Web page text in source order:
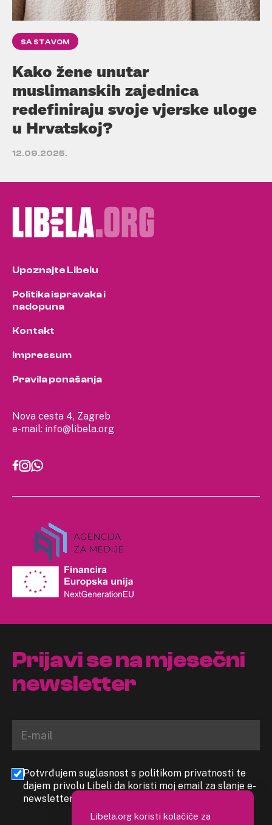
SA STAVOM
Kako žene unutar
muslimanskih zajednica
redefiniraju svoje vjerske uloge
u Hrvatskoj?
12.09.2025.
Nova cesta 4, Zagreb
e-mail: info@libela.org
Upoznajte Libelu
Politika ispravaka i
nadopuna
Kontakt
Impressum
Pravila ponašanja
Prijavi se na mjesečni
newsletter
Potvrđujem suglasnost s politikom privatnosti te
dajem privolu Libeli da koristi moj email za slanje e-
newslettera
Libela.org koristi kolačiće za